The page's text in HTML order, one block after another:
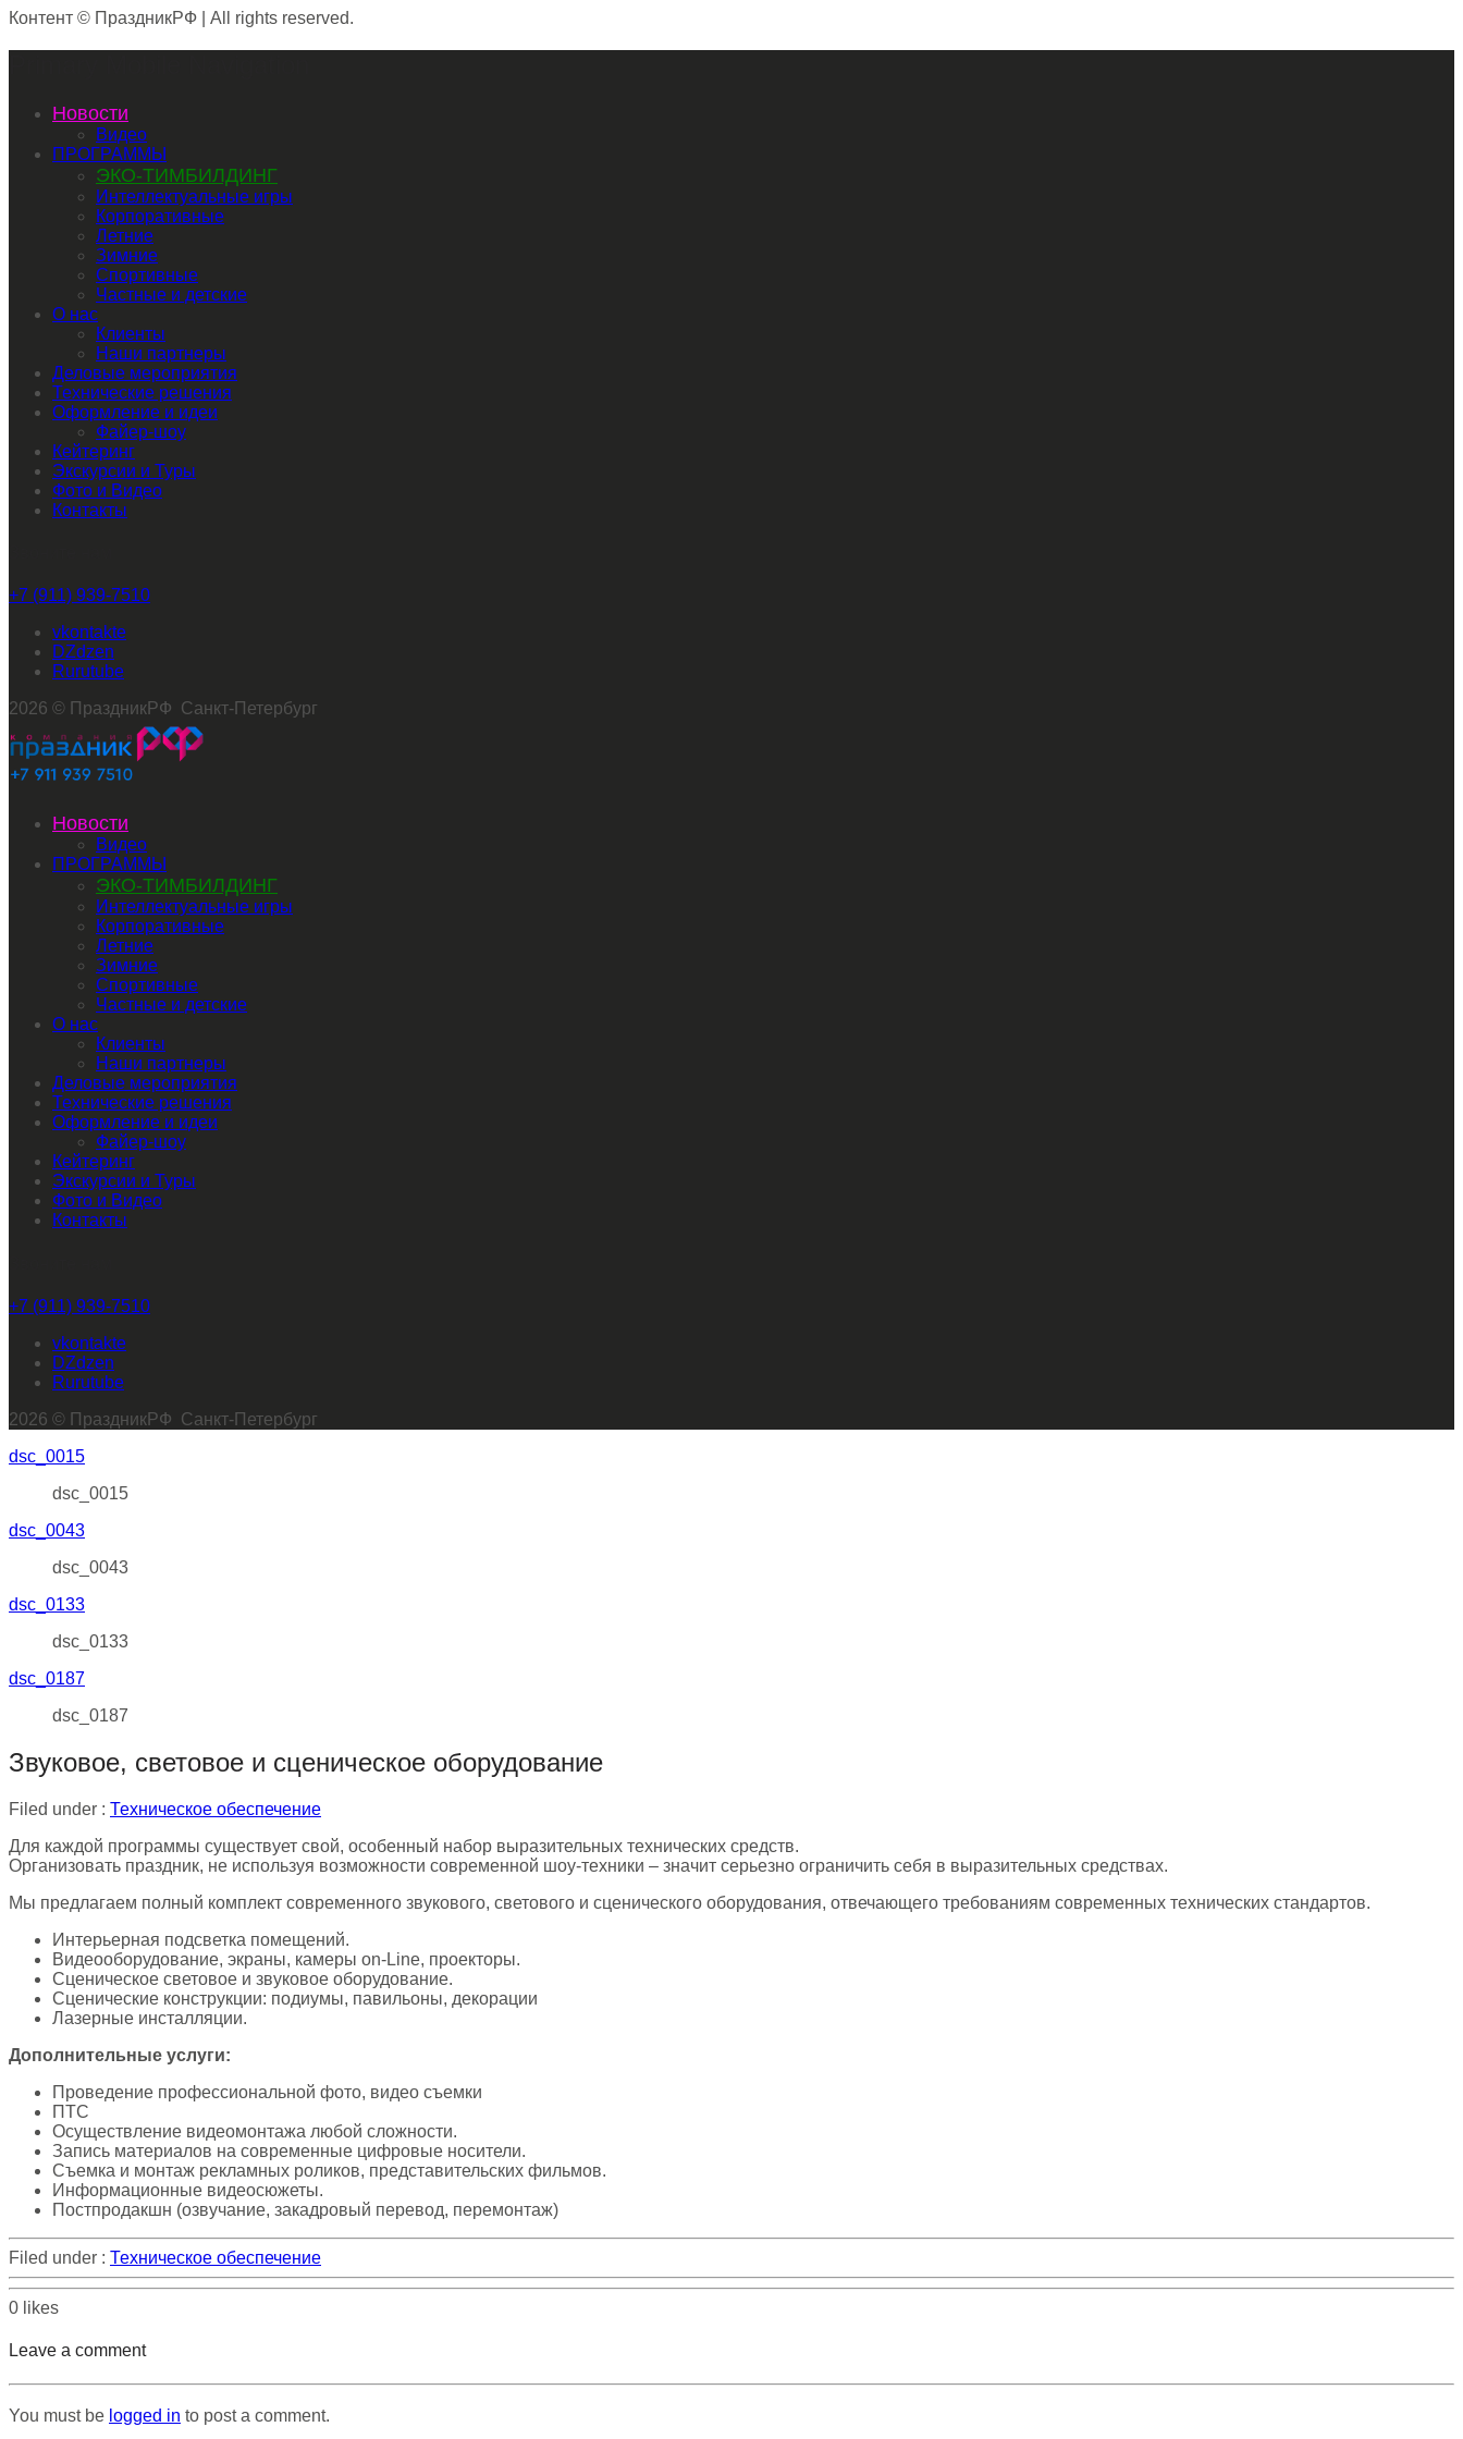
Контент © ПраздникРФ | All rights reserved.
Новости
Видео
ПРОГРАММЫ
ЭКО-ТИМБИЛДИНГ
Интеллектуальные игры
Корпоративные
Летние
Зимние
Спортивные
Частные и детские
О нас
Клиенты
Наши партнеры
Деловые мероприятия
Технические решения
Оформление и идеи
Файер-шоу
Кейтеринг
Экскурсии и Туры
Фото и Видео
Контакты
+7 (911) 939-7510
vkontakte
dzen
rutube
2026 © ПраздникРФ Санкт-Петербург
Новости
Видео
ПРОГРАММЫ
ЭКО-ТИМБИЛДИНГ
Интеллектуальные игры
Корпоративные
Летние
Зимние
Спортивные
Частные и детские
О нас
Клиенты
Наши партнеры
Деловые мероприятия
Технические решения
Оформление и идеи
Файер-шоу
Кейтеринг
Экскурсии и Туры
Фото и Видео
Контакты
+7 (911) 939-7510
vkontakte
dzen
rutube
2026 © ПраздникРФ Санкт-Петербург
dsc_0015
dsc_0015
dsc_0043
dsc_0043
dsc_0133
dsc_0133
dsc_0187
dsc_0187
Звуковое, световое и сценическое оборудование
Filed under : Техническое обеспечение
Для каждой программы существует свой, особенный набор выразительных технических средств.
Организовать праздник, не используя возможности современной шоу-техники – значит серьезно ограничить себя в выразительных средствах.
Мы предлагаем полный комплект современного звукового, светового и сценического оборудования, отвечающего требованиям современных технических стандартов.
Интерьерная подсветка помещений.
Видеооборудование, экраны, камеры on-Line, проекторы.
Сценическое световое и звуковое оборудование.
Сценические конструкции: подиумы, павильоны, декорации
Лазерные инсталляции.
Дополнительные услуги:
Проведение профессиональной фото, видео съемки
ПТС
Осуществление видеомонтажа любой сложности.
Запись материалов на современные цифровые носители.
Съемка и монтаж рекламных роликов, представительских фильмов.
Информационные видеосюжеты.
Постпродакшн (озвучание, закадровый перевод, перемонтаж)
Filed under : Техническое обеспечение
0 likes
Leave a comment
You must be logged in to post a comment.